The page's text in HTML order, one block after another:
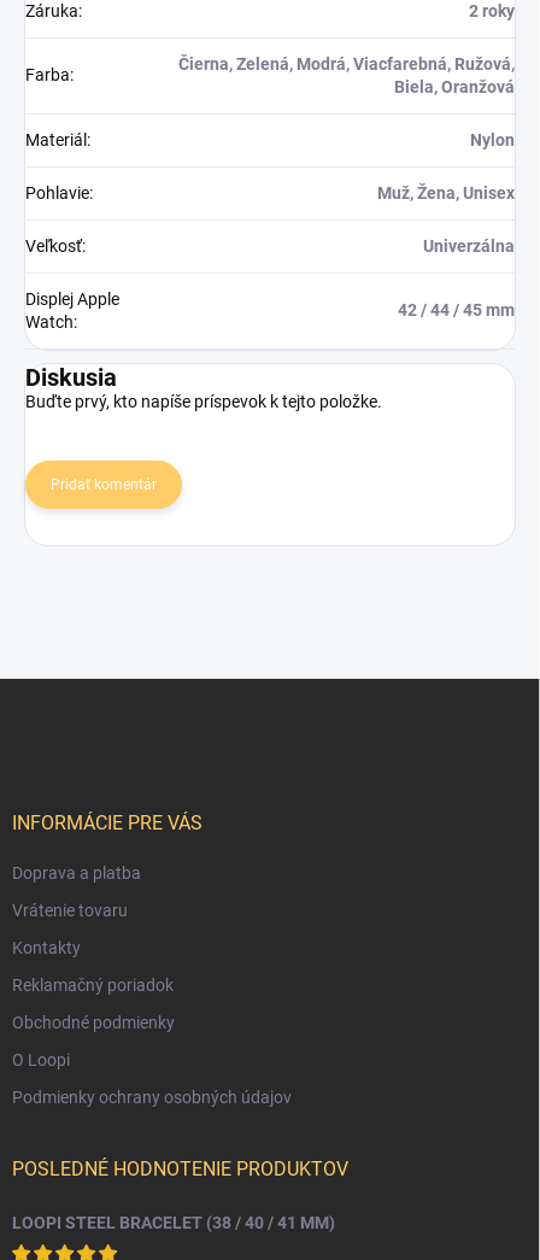
Záruka: 2 roky
Farba:
Čierna, Zelená, Modrá, Viacfarebná, Ružová,
Biela, Oranžová
Materiál : Nylon
Pohlavie: Muž, Žena, Unisex
Veľkosť: Univerzálna
Displej Apple
Watch:
42 / 44 / 45 mm
Diskusia
Buďte prvý, kto napíše príspevok k tejto položke.
Pridať komentár
INFORMÁCIE PRE VÁS
Doprava a platba
Vrátenie tovaru
Kontakty
Reklamačný poriadok
Obchodné podmienky
O Loopi
Podmienky ochrany osobných údajov
POSLEDNÉ HODNOTENIE PRODUKTOV
LOOPI STEEL BRACELET (38 / 40 / 41 MM)